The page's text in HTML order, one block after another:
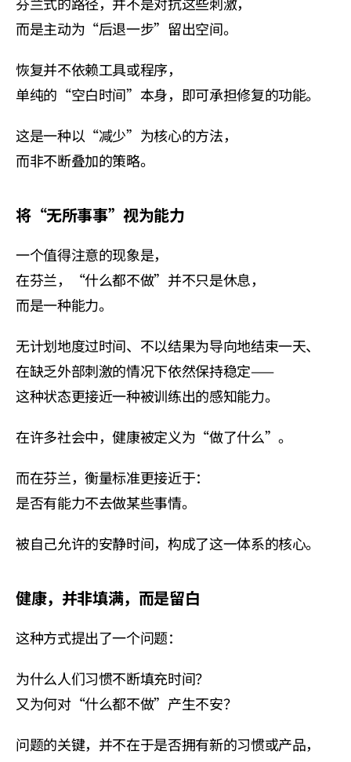
而是主动为“后退一步”留出空间。
恢复并不依赖工具或程序，
单纯的“空白时间”本身，即可承担修复的功能。
这是一种以“减少”为核心的方法，
而非不断叠加的策略。
将“无所事事”视为能力
一个值得注意的现象是，
在芬兰，“什么都不做”并不只是休息，
而是一种能力。
无计划地度过时间、不以结果为导向地结束一天、
在缺乏外部刺激的情况下依然保持稳定——
这种状态更接近一种被训练出的感知能力。
在许多社会中，健康被定义为“做了什么”。
而在芬兰，衡量标准更接近于：
是否有能力不去做某些事情。
被自己允许的安静时间，构成了这一体系的核心。
健康，并非填满，而是留白
这种方式提出了一个问题：
为什么人们习惯不断填充时间？
又为何对“什么都不做”产生不安？
问题的关键，并不在于是否拥有新的习惯或产品，